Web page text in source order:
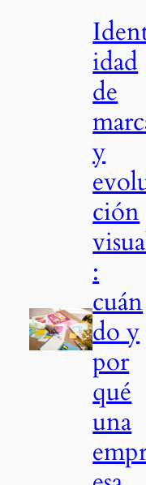
idad
de
y
ción
:
cuán
do y
por
qué
una